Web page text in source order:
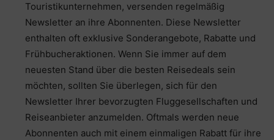
Touristikunternehmen, versenden regelmäßig
Newsletter an ihre Abonnenten. Diese Newsletter
enthalten oft exklusive Sonderangebote, Rabatte und
Frühbucheraktionen. Wenn Sie immer auf dem
neuesten Stand über die besten Reisedeals sein
möchten, sollten Sie überlegen, sich für den
Newsletter Ihrer bevorzugten Fluggesellschaften und
Reiseanbieter anzumelden. Oftmals werden neue
Abonnenten auch mit einem einmaligen Rabatt für ihre